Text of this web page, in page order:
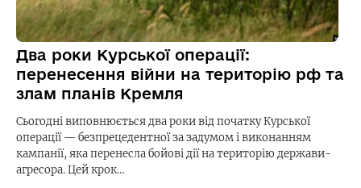
Два роки Курської операції:
перенесення війни на територію рф та
злам планів Кремля
Сьогодні виповнюється два роки від початку Курської
операції — безпрецедентної за задумом і виконанням
кампанії, яка перенесла бойові дії на територію держави-
агресора. Цей крок…